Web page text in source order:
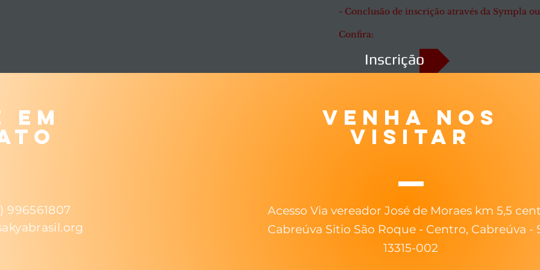
- Conclusão de inscrição através da Sympla
Confira:
Inscrição
996561807
venha nos
visitar
Acesso Via vereador José de Moraes km 5,5
Cabreúva Sitio São Roque - Centro, Cabreúva -
13315-002​